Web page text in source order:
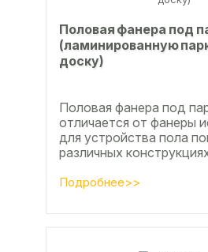
Половая фанера под
(ламинированную
доску)
Половая фанера под
отличается от фанеры
для устройства пола
различных
ламинат из
паркетной доски, а так
Подробнее>>